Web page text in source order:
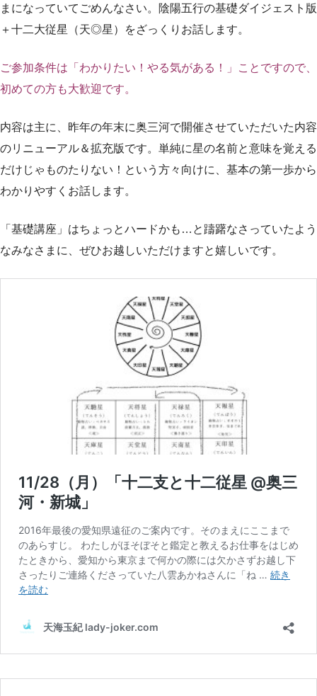
まになっていてごめんなさい。陰陽五行の基礎ダイジェスト版
＋十二大従星（天◎星）をざっくりお話します。
ご参加条件は「わかりたい！やる気がある！」ことですので、
初めての方も大歓迎です。
内容は主に、昨年の年末に奥三河で開催させていただいた内容
のリニューアル＆拡充版です。単純に星の名前と意味を覚える
だけじゃものたりない！という方々向けに、基本の第一歩から
わかりやすくお話します。
「基礎講座」はちょっとハードかも…と躊躇なさっていたよう
なみなさまに、ぜひお越しいただけますと嬉しいです。